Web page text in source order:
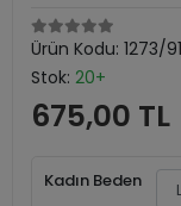
Ürün Kodu: 1273/
Stok: 20+
675,00 TL
Kadın Beden